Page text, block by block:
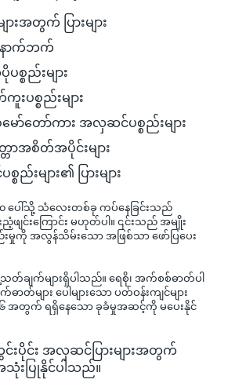
ားအတွက် ပြားများ
ောက်ဘက်
စည်းများ
းပစ္စည်းများ
ော်တော်ကား အလှဆင်ပစ္စည်းများ
အစိတ်အပိုင်းများ
ည်းများ၏ ပြားများ
ပေါ်သို့ သံလေးတစ်ခု ကပ်နေခြင်းသည်
ျင်းကြောင်း မဟုတ်ပါ။ ၎င်းသည် အမျိုး
ကို အလွန်သိမ်းသော အဖြစ်သာ ဖော်ပြပေး
ချက်များရှိပါသည်။ ရေစို၊ အက်စစ်ဓာတ်ပါ
ျား ပေါများသော ပတ်ဝန်းကျင်များ
အတွက် ရရှိနေသော ခုခံမှုအဆင့်ကို မပေးနိုင်
ပိုင်း အလှဆင်ပြားများအတွက်
သုံးပြုနိုင်ပါသည်။